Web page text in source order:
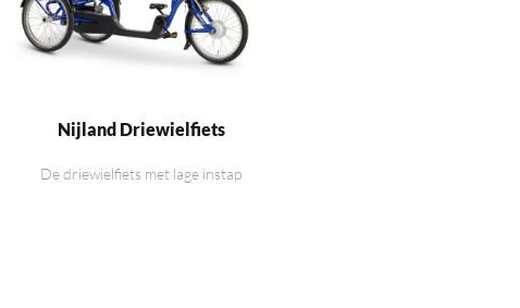
Nijland Driewielfiets
De driewielfiets met lage instap